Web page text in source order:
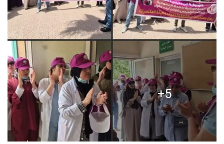
د
ا
إ
ل
ك
ر
و
ن
ا